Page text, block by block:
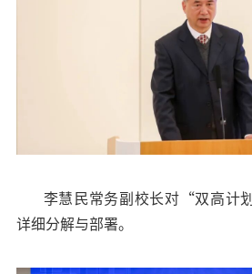
李慧民常务副校长对“双高计划
详细分解与部署。